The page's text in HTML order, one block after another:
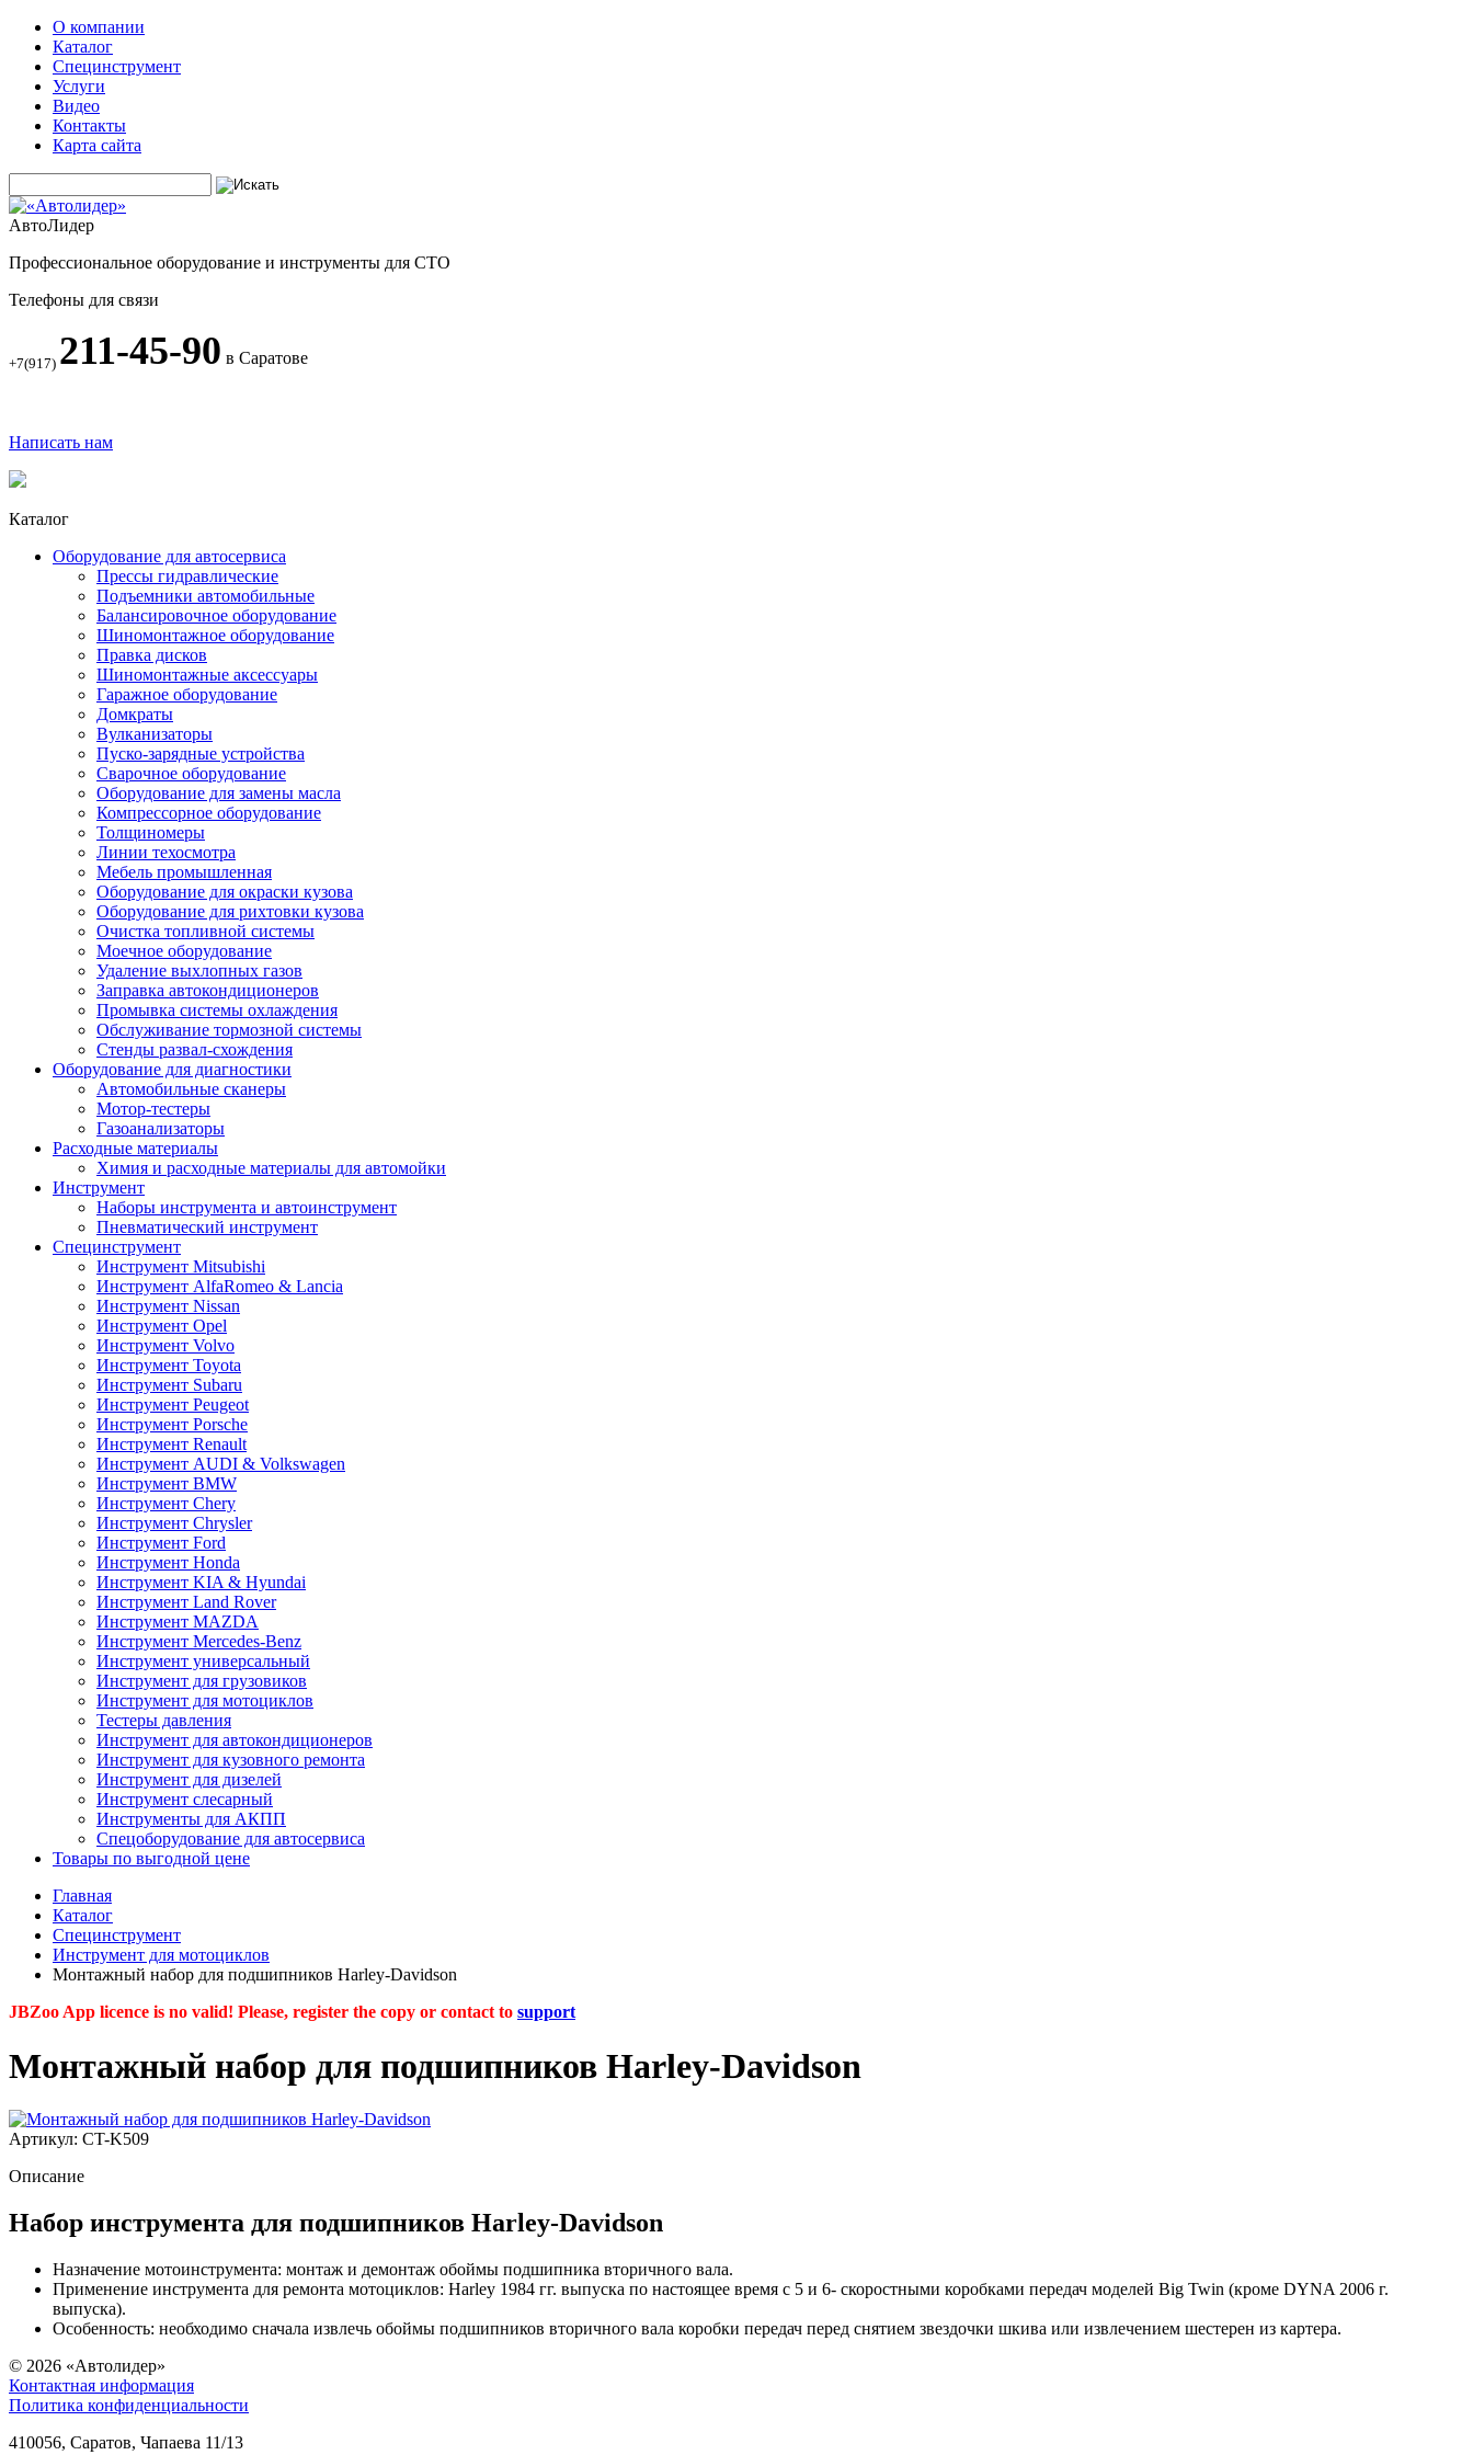
О компании
Каталог
Специнструмент
Услуги
Видео
Контакты
Карта сайта
АвтоЛидер
Профессиональное оборудование и инструменты для СТО
Телефоны для связи
+7(917) 211-45-90 в Саратове
Написать нам
Каталог
Оборудование для автосервиса
Прессы гидравлические
Подъемники автомобильные
Балансировочное оборудование
Шиномонтажное оборудование
Правка дисков
Шиномонтажные аксессуары
Гаражное оборудование
Домкраты
Вулканизаторы
Пуско-зарядные устройства
Сварочное оборудование
Оборудование для замены масла
Компрессорное оборудование
Толщиномеры
Линии техосмотра
Мебель промышленная
Оборудование для окраски кузова
Оборудование для рихтовки кузова
Очистка топливной системы
Моечное оборудование
Удаление выхлопных газов
Заправка автокондиционеров
Промывка системы охлаждения
Обслуживание тормозной системы
Стенды развал-схождения
Оборудование для диагностики
Автомобильные сканеры
Мотор-тестеры
Газоанализаторы
Расходные материалы
Химия и расходные материалы для автомойки
Инструмент
Наборы инструмента и автоинструмент
Пневматический инструмент
Специнструмент
Инструмент Mitsubishi
Инструмент AlfaRomeo & Lancia
Инструмент Nissan
Инструмент Opel
Инструмент Volvo
Инструмент Toyota
Инструмент Subaru
Инструмент Peugeot
Инструмент Porsche
Инструмент Renault
Инструмент AUDI & Volkswagen
Инструмент BMW
Инструмент Chery
Инструмент Chrysler
Инструмент Ford
Инструмент Honda
Инструмент KIA & Hyundai
Инструмент Land Rover
Инструмент MAZDA
Инструмент Mercedes-Benz
Инструмент универсальный
Инструмент для грузовиков
Инструмент для мотоциклов
Тестеры давления
Инструмент для автокондиционеров
Инструмент для кузовного ремонта
Инструмент для дизелей
Инструмент слесарный
Инструменты для АКПП
Спецоборудование для автосервиса
Товары по выгодной цене
Главная
Каталог
Специнструмент
Инструмент для мотоциклов
Монтажный набор для подшипников Harley-Davidson
JBZoo App licence is no valid! Please, register the copy or contact to support
Монтажный набор для подшипников Harley-Davidson
Артикул: CT-K509
Описание
Набор инструмента для подшипников Harley-Davidson
Назначение мотоинструмента: монтаж и демонтаж обоймы подшипника вторичного вала.
Применение инструмента для ремонта мотоциклов: Harley 1984 гг. выпуска по настоящее время с 5 и 6- скоростными коробками передач моделей Big Twin (кроме DYNA 2006 г.
выпуска).
Особенность: необходимо сначала извлечь обоймы подшипников вторичного вала коробки передач перед снятием звездочки шкива или извлечением шестерен из картера.
© 2026 «Автолидер»
Контактная информация
Политика конфиденциальности
410056, Саратов, Чапаева 11/13